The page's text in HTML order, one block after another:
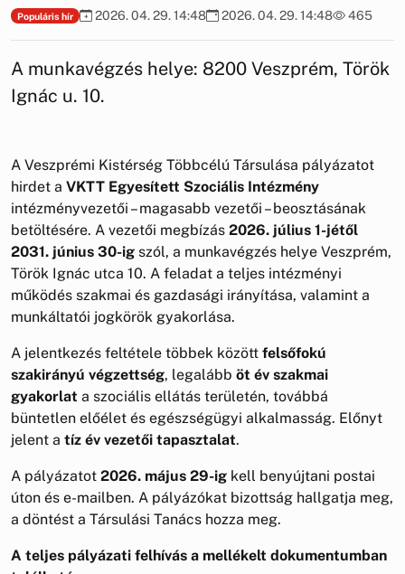
Populáris hír 2026. 04. 29. 14:48 2026. 04. 29. 14:48 465
A munkavégzés helye: 8200 Veszprém, Török
Ignác u. 10.
A Veszprémi Kistérség Többcélú Társulása pályázatot
hirdet a VKTT Egyesített Szociális Intézmény
intézményvezetői – magasabb vezetői – beosztásának
betöltésére. A vezetői megbízás 2026. július 1-jétől
2031. június 30-ig szól, a munkavégzés helye Veszprém,
Török Ignác utca 10. A feladat a teljes intézményi
működés szakmai és gazdasági irányítása, valamint a
munkáltatói jogkörök gyakorlása.
A jelentkezés feltétele többek között felsőfokú
szakirányú végzettség, legalább öt év szakmai
gyakorlat a szociális ellátás területén, továbbá
büntetlen előélet és egészségügyi alkalmasság. Előnyt
jelent a tíz év vezetői tapasztalat.
A pályázatot 2026. május 29-ig kell benyújtani postai
úton és e-mailben. A pályázókat bizottság hallgatja meg,
a döntést a Társulási Tanács hozza meg.
A teljes pályázati felhívás a mellékelt dokumentumban